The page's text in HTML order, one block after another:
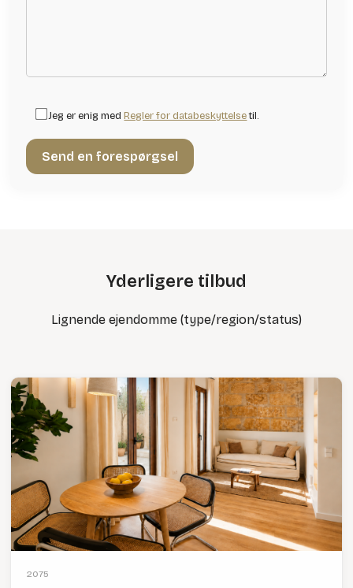
Jeg er enig medRegler for databeskyttelsetil.
Yderligere tilbud
Lignende ejendomme (type/region/status)
2075